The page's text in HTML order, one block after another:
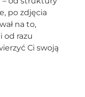
po zdjęcia
na to,
od razu
Ci swoją